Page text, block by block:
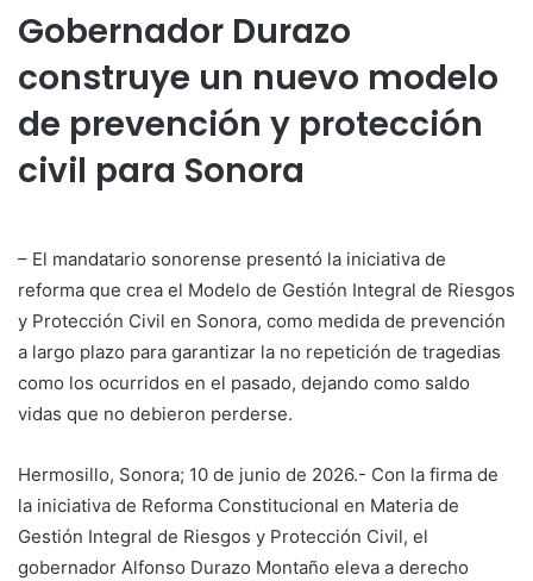
Gobernador Durazo
construye un nuevo modelo
de prevención y protección
civil para Sonora
– El mandatario sonorense presentó la iniciativa de
reforma que crea el Modelo de Gestión Integral de Riesgos
y Protección Civil en Sonora, como medida de prevención
a largo plazo para garantizar la no repetición de tragedias
como los ocurridos en el pasado, dejando como saldo
vidas que no debieron perderse.
Hermosillo, Sonora; 10 de junio de 2026.- Con la firma de
la iniciativa de Reforma Constitucional en Materia de
Gestión Integral de Riesgos y Protección Civil, el
gobernador Alfonso Durazo Montaño eleva a derecho